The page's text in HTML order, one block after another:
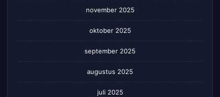
november 2025
oktober 2025
september 2025
augustus 2025
juli 2025